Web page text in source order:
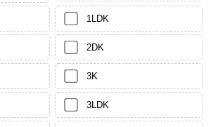
1LDK
2DK
3K
3LDK